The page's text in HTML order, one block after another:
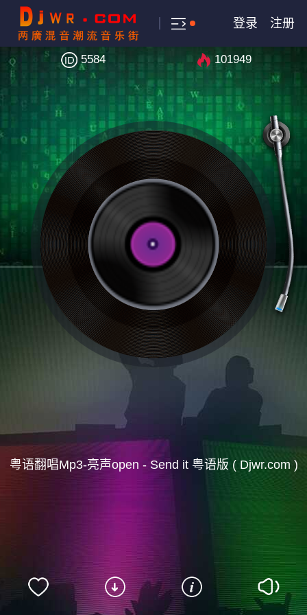
登录 注册
粤语翻唱Mp3-亮声open - Send it 粤语版 ( Djwr.com )
5584 101949